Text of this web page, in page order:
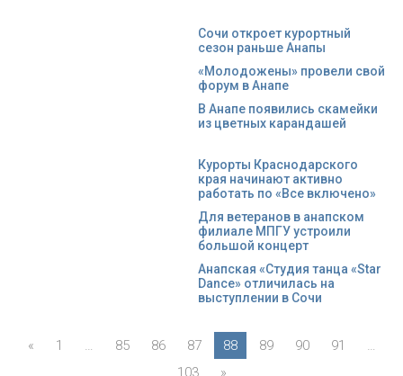
Сочи откроет курортный
сезон раньше Анапы
«Молодожены» провели свой
форум в Анапе
В Анапе появились скамейки
из цветных карандашей
Курорты Краснодарского
края начинают активно
работать по «Все включено»
Для ветеранов в анапском
филиале МПГУ устроили
большой концерт
Анапская «Студия танца «Star
Dance» отличилась на
выступлении в Сочи
« 1 … 85 86 87 88 89 90 91
…
103
»